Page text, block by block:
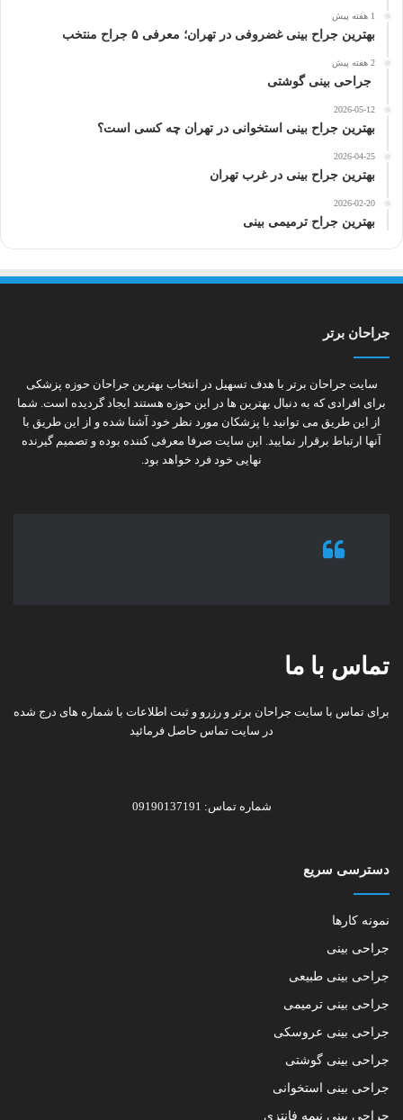
1 هفته پیش
بهترین جراح بینی غضروفی در تهران؛ معرفی ۵ جراح منتخب
2 هفته پیش
جراحی بینی گوشتی
2026-05-12
بهترین جراح بینی استخوانی در تهران چه کسی است؟
2026-04-25
بهترین جراح بینی در غرب تهران
2026-02-20
بهترین جراح ترمیمی بینی
جراحان برتر
سایت جراحان برتر با هدف تسهیل در انتخاب بهترین جراحان حوزه پزشکی
برای افرادی که به دنبال بهترین ها در این حوزه هستند ایجاد گردیده است. شما
از این طریق می توانید با پزشکان مورد نظر خود آشنا شده و از این طریق با
آنها ارتباط برقرار نمایید. این سایت صرفا معرفی کننده بوده و تصمیم گیرنده
نهایی خود فرد خواهد بود.
تماس با ما
برای تماس با سایت جراحان برتر و رزرو و ثبت اطلاعات با شماره های درج شده
در سایت تماس حاصل فرمائید
شماره تماس: 09190137191
دسترسی سریع
نمونه کارها
جراحی بینی
جراحی بینی طبیعی
جراحی بینی ترمیمی
جراحی بینی عروسکی
جراحی بینی گوشتی
جراحی بینی استخوانی
جراحی بینی نیمه فانتزی